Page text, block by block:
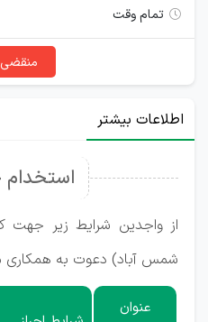
تمام وقت
اطلاعات بیشتر
استخدام
از واجدین شرایط زیر جهت
شمس آباد) دعوت به همکاری
عنوان